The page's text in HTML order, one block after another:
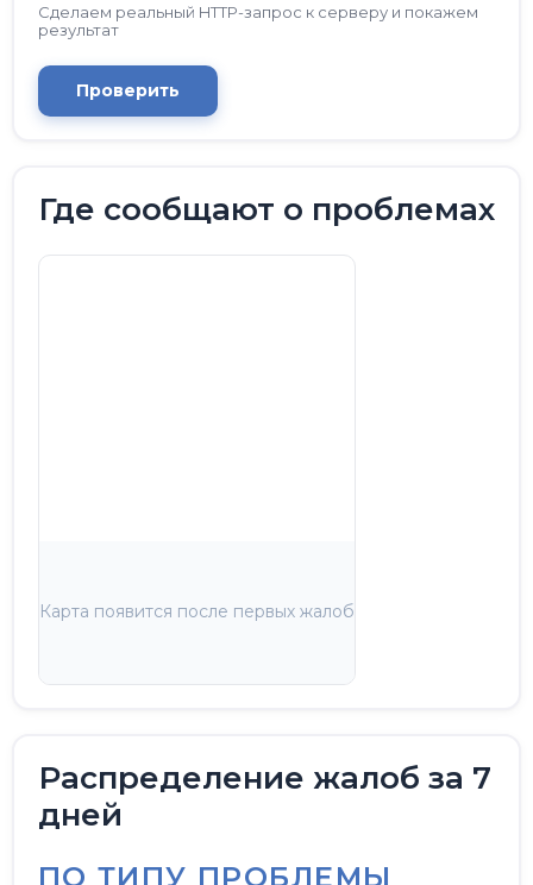
Сделаем реальный HTTP-запрос к серверу и покажем
результат
Проверить
Где сообщают о проблемах
Карта появится после первых жалоб
Распределение жалоб за 7
дней
ПО ТИПУ ПРОБЛЕМЫ